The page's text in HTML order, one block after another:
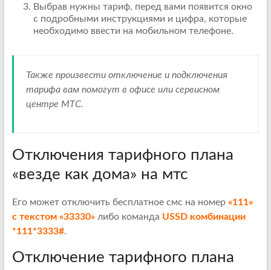
Выбрав нужны тариф, перед вами появится окно
с подробными инструкциями и цифра, которые
необходимо ввести на мобильном телефоне.
Также произвести отключение и подключения
тарифа вам помогут в офисе или сервисном
центре МТС.
Отключения тарифного плана
«везде как дома» на мтс
Его может отключить бесплатное смс на номер «111»
с текстом «33330»либо команда USSD комбинации
*111*3333#.
Отключение тарифного плана